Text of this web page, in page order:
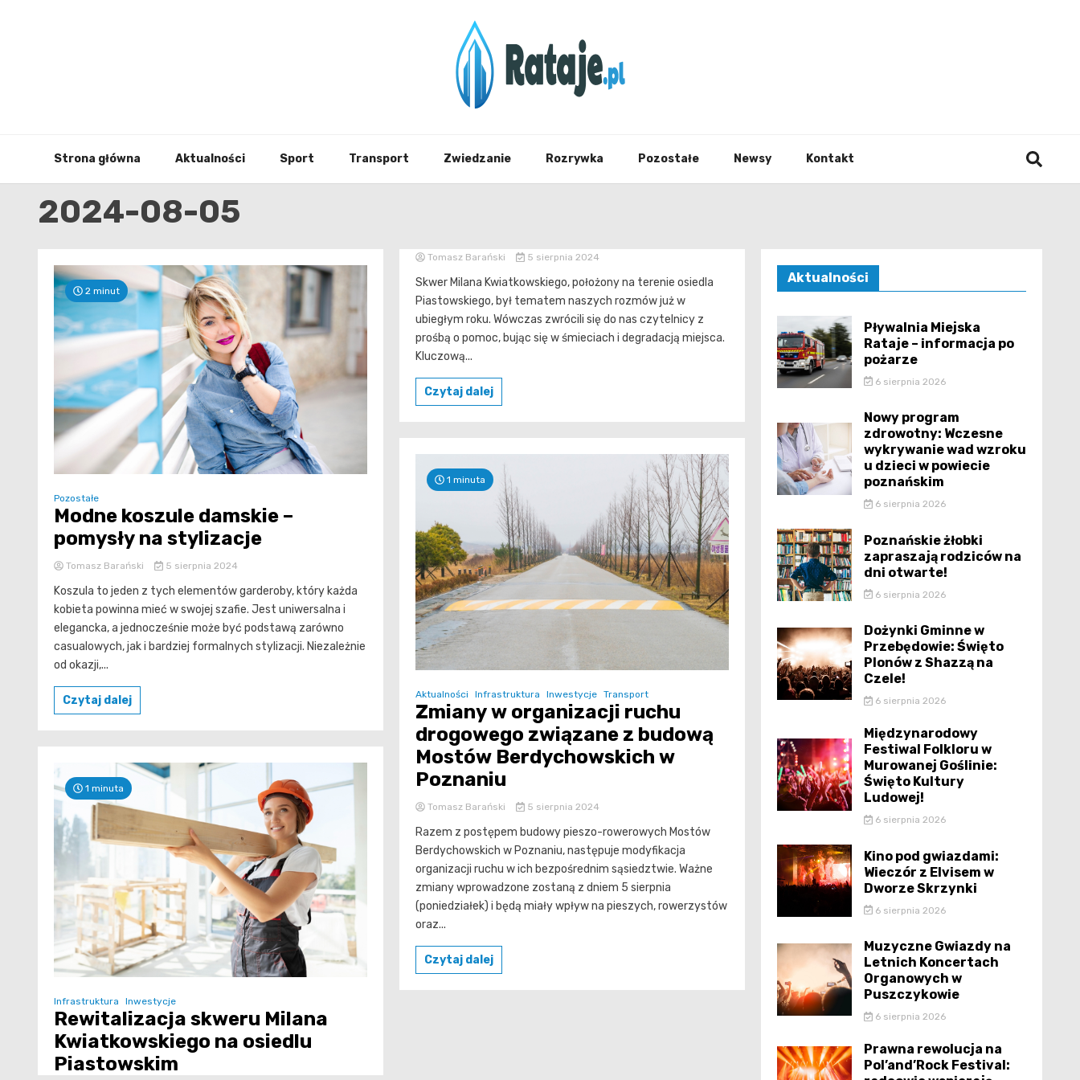
Rataje.pl
Strona główna Aktualności Sport Transport Zwiedzanie Rozrywka Pozostałe Newsy Kontakt
2024-08-05
2 minut
Pozostałe
Modne koszule damskie –
pomysły na stylizacje
Tomasz Barański 5 sierpnia 2024
Koszula to jeden z tych elementów garderoby, który każda
kobieta powinna mieć w swojej szafie. Jest uniwersalna i
elegancka, a jednocześnie może być podstawą zarówno
casualowych, jak i bardziej formalnych stylizacji. Niezależnie
od okazji,...
Czytaj dalej
1 minuta
Infrastruktura Inwestycje
Rewitalizacja skweru Milana
Kwiatkowskiego na osiedlu
Piastowskim
Tomasz Barański 5 sierpnia 2024
Skwer Milana Kwiatkowskiego, położony na terenie osiedla
Piastowskiego, był tematem naszych rozmów już w
ubiegłym roku. Wówczas zwrócili się do nas czytelnicy z
prośbą o pomoc, bując się w śmieciach i degradacją miejsca.
Kluczową...
Czytaj dalej
1 minuta
Aktualności Infrastruktura Inwestycje Transport
Zmiany w organizacji ruchu
drogowego związane z budową
Mostów Berdychowskich w
Poznaniu
Tomasz Barański 5 sierpnia 2024
Razem z postępem budowy pieszo-rowerowych Mostów
Berdychowskich w Poznaniu, następuje modyfikacja
organizacji ruchu w ich bezpośrednim sąsiedztwie. Ważne
zmiany wprowadzone zostaną z dniem 5 sierpnia
(poniedziałek) i będą miały wpływ na pieszych, rowerzystów
oraz...
Czytaj dalej
Aktualności
Pływalnia Miejska
Rataje – informacja po
pożarze
6 sierpnia 2026
Nowy program
zdrowotny: Wczesne
wykrywanie wad wzroku
u dzieci w powiecie
poznańskim
6 sierpnia 2026
Poznańskie żłobki
zapraszają rodziców na
dni otwarte!
6 sierpnia 2026
Dożynki Gminne w
Przebędowie: Święto
Plonów z Shazzą na
Czele!
6 sierpnia 2026
Międzynarodowy
Festiwal Folkloru w
Murowanej Goślinie:
Święto Kultury
Ludowej!
6 sierpnia 2026
Kino pod gwiazdami:
Wieczór z Elvisem w
Dworze Skrzynki
6 sierpnia 2026
Muzyczne Gwiazdy na
Letnich Koncertach
Organowych w
Puszczykowie
6 sierpnia 2026
Prawna rewolucja na
Pol’and’Rock Festival: